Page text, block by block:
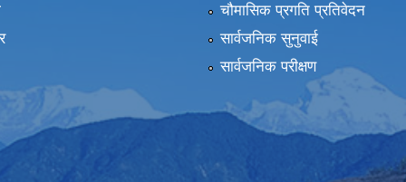
चौमासिक प्रगति प्रतिवेदन
सार्वजनिक सुनुवाई
सार्वजनिक परीक्षण